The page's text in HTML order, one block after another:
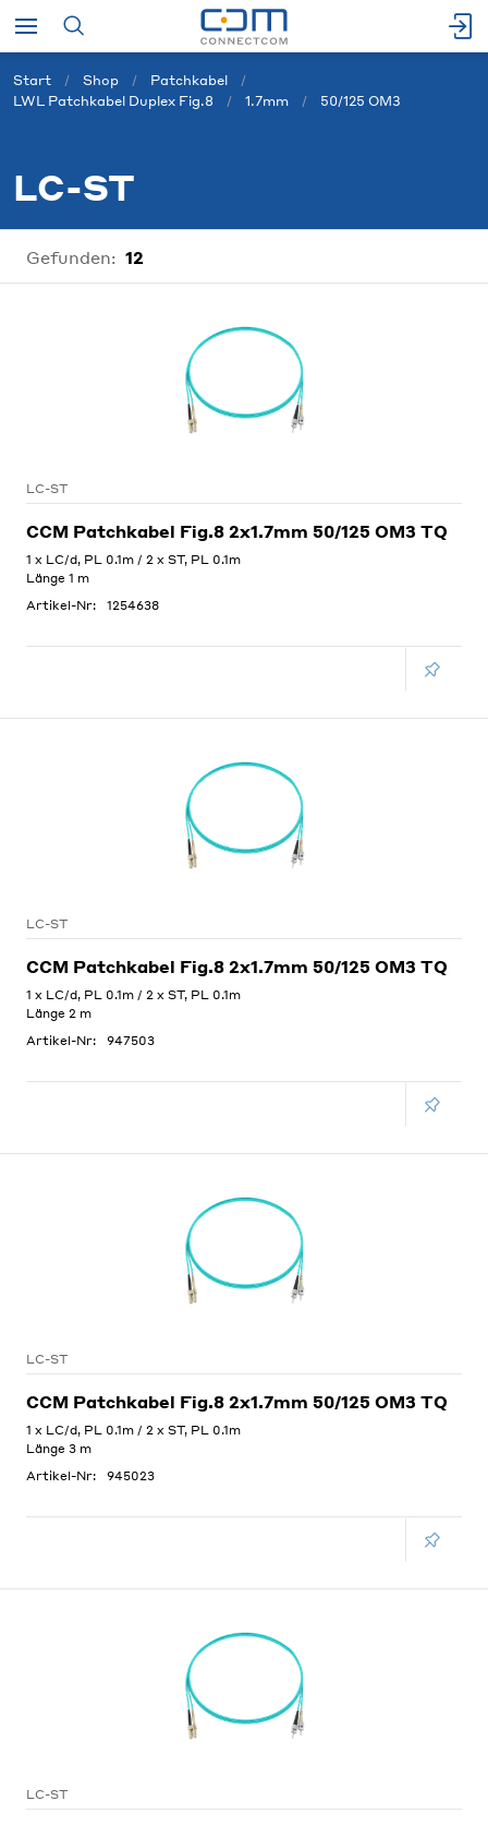
Start Shop
Patchkabel
LWL Patchkabel Duplex Fig.8
1.7mm 50/125 OM3
LC-ST
Gefunden: 12
LC-ST
CCM Patchkabel Fig.8 2x1.7mm 50/125 OM3 TQ
1 x LC/d, PL 0.1m / 2 x ST, PL 0.1m
Länge 1 m
Artikel-Nr:
1254638
LC-ST
CCM Patchkabel Fig.8 2x1.7mm 50/125 OM3 TQ
1 x LC/d, PL 0.1m / 2 x ST, PL 0.1m
Länge 2 m
Artikel-Nr:
947503
LC-ST
CCM Patchkabel Fig.8 2x1.7mm 50/125 OM3 TQ
1 x LC/d, PL 0.1m / 2 x ST, PL 0.1m
Länge 3 m
Artikel-Nr:
945023
LC-ST